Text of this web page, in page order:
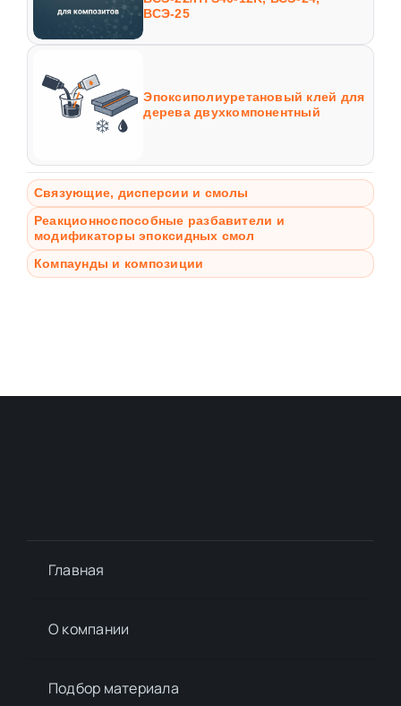
ВСЭ-25
Эпоксиполиуретановый клей для
дерева двухкомпонентный
Связующие, дисперсии и смолы
Реакционноспособные разбавители и
модификаторы эпоксидных смол
Компаунды и композиции
Главная
О компании
Подбор материалa